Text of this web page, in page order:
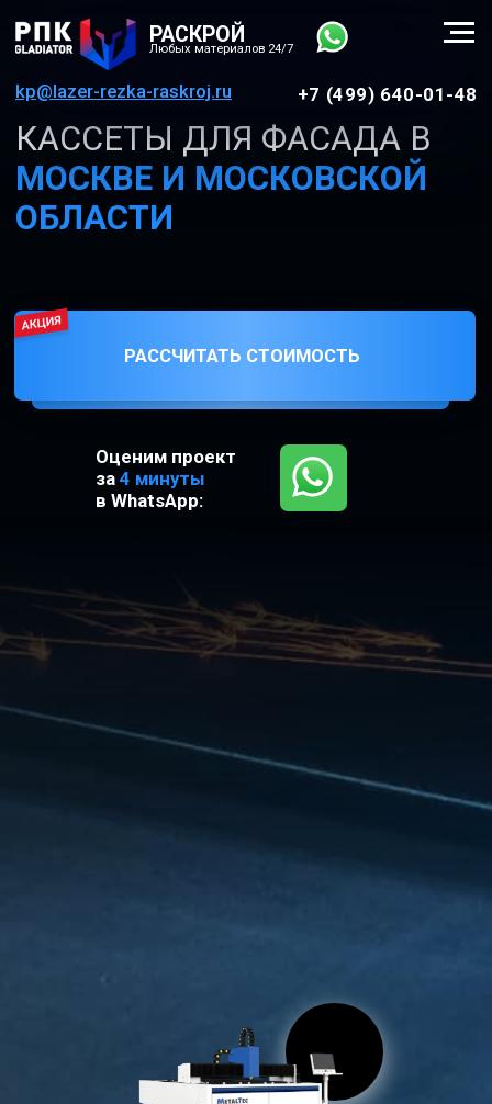
kp@lazer-rezka-raskroj.ru
РАСКРОЙ
Любых материалов 24/7
КАССЕТЫ ДЛЯ ФАСАДА В
МОСКВЕ И МОСКОВСКОЙ
ОБЛАСТИ
Оценим проект
в WhatsApp:
Используем Японское оборудование, с
точностью позиционирования 0,01мм.
Собственное производство в Москве и
Московской области площадью 2 000 кв. м.